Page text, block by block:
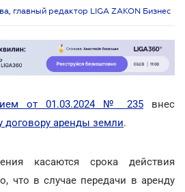
главный редактор LIGA ZAKON Бизнес
от 01.03.2024 № 235 внес
договору аренды земли.
касаются срока действия
что в случае передачи в аренду